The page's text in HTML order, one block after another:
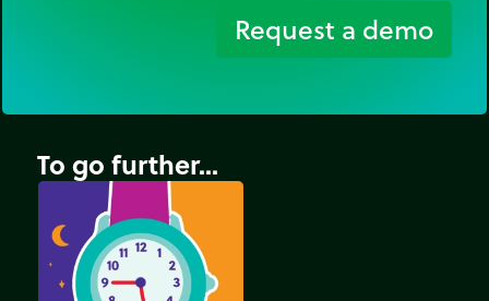
Request a demo
To go further...